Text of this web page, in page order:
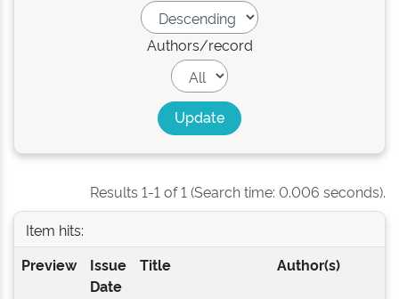
Authors/record
Results 1-1 of 1 (Search time: 0.006 seconds).
Item hits:
Preview
Issue
Date
Title Author(s)